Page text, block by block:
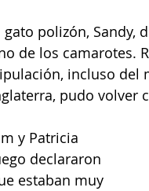
gato polizón, Sandy,
de los camarotes.
incluso del
pudo volver
y Patricia
declararon
estaban muy